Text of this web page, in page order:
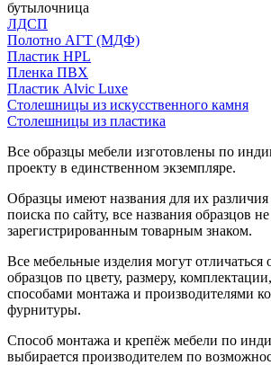
бутылочница
ЛДСП
Полотно АГТ (МДФ)
Пластик HPL
Пленка ПВХ
Пластик Alvic Luxe
Столешницы из искусственного камня
Столешницы из пластика
Все образцы мебели изготовлены по
проекту в единственном экземпляре.
Образцы имеют названия для их
поиска по сайту, все названия образцов
зарегистрированным товарным знаком.
Все мебельные изделия могут отличаться
образцов по цвету, размеру,
способами монтажа и производителями
фурнитуры.
Способ монтажа и крепёж мебели по
выбирается производителем по